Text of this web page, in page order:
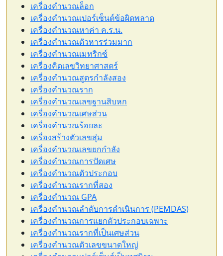
เครื่องคำนวณล็อก
เครื่องคำนวณเปอร์เซ็นต์ข้อผิดพลาด
เครื่องคำนวณหาค่า ค.ร.น.
เครื่องคำนวณตัวหารร่วมมาก
เครื่องคำนวณเมทริกซ์
เครื่องคิดเลขวิทยาศาสตร์
เครื่องคำนวณสูตรกำลังสอง
เครื่องคำนวณราก
เครื่องคำนวณเลขฐานสิบหก
เครื่องคำนวณเศษส่วน
เครื่องคำนวณร้อยละ
เครื่องสร้างตัวเลขสุ่ม
เครื่องคำนวณเลขยกกำลัง
เครื่องคำนวณการปัดเศษ
เครื่องคำนวณตัวประกอบ
เครื่องคำนวณรากที่สอง
เครื่องคำนวณ GPA
เครื่องคำนวณลำดับการดำเนินการ (PEMDAS)
เครื่องคำนวณการแยกตัวประกอบเฉพาะ
เครื่องคำนวณรากที่เป็นเศษส่วน
เครื่องคำนวณตัวเลขขนาดใหญ่